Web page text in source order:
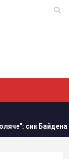
про стан